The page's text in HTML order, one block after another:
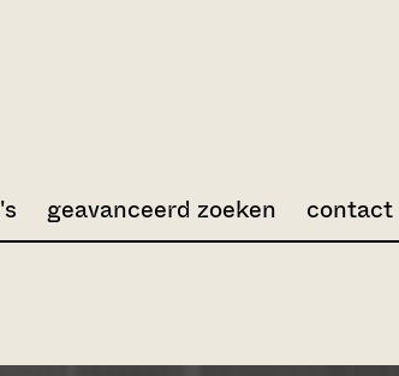
geavanceerd zoeken contact